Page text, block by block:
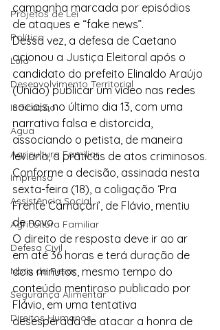
Projetos de Lei
Política
Lula
Desenvolvimento Territorial
Indicação
Água
Agricultura Familiar
Imprensa
Assistência Social
Agricultura Familiar
Defesa Civil
Nota de Pesar
Segurança Alimentar
Direitos Humanos
campanha marcada por episódios
de ataques e “fake news”.
Dessa vez, a defesa de Caetano
acionou a Justiça Eleitoral após o
candidato do prefeito Elinaldo Araújo
(União) publicar um vídeo nas redes
sociais, no último dia 13, com uma
narrativa falsa e distorcida,
associando o petista, de maneira
leviana, a práticas de atos criminosos.
Conforme a decisão, assinada nesta
sexta-feira (18), a coligação ‘Pra
Frente Camaçari’, de Flávio, mentiu
de novo.
O direito de resposta deve ir ao ar
em até 36 horas e terá duração de
dois minutos, mesmo tempo do
conteúdo mentiroso publicado por
Flávio, em uma tentativa
desesperada de atacar a honra de